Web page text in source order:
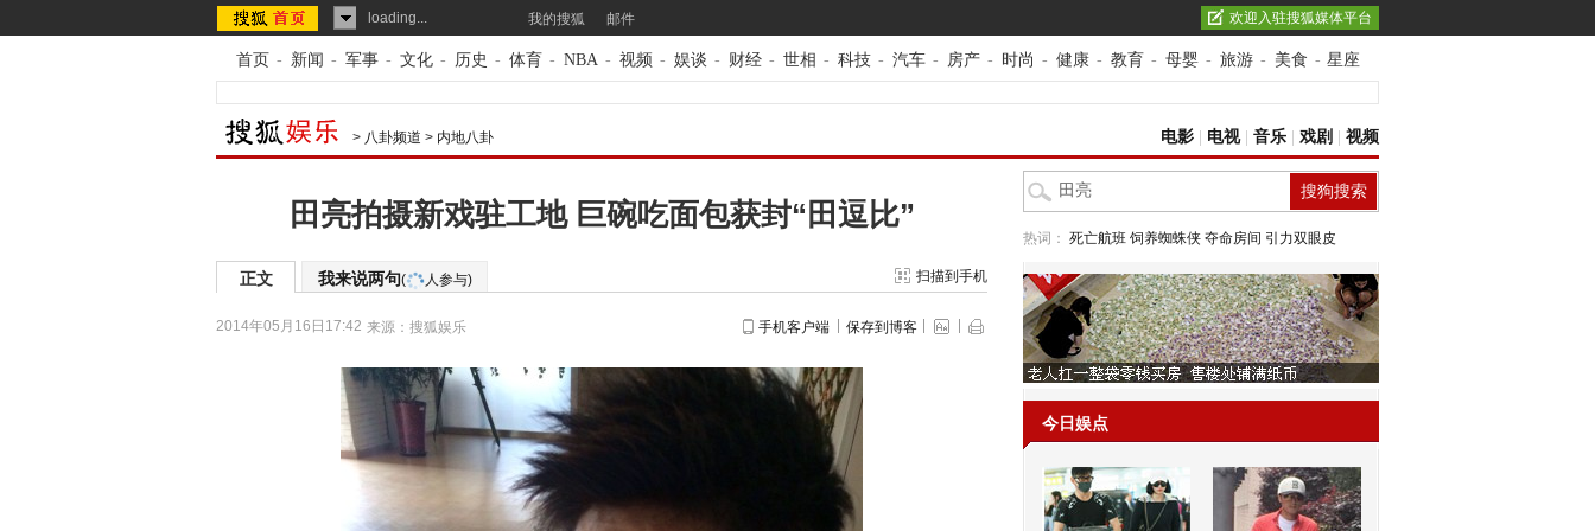
loading... 我的搜狐 邮件 欢迎入驻搜狐媒体平台
首页 - 新闻 - 军事 - 文化 - 历史 - 体育 - NBA - 视频 - 娱谈 - 财经 - 世相 - 科技 - 汽车 - 房产 - 时尚 - 健康 - 教育 - 母婴 - 旅游 - 美食 - 星座
> 八卦频道 > 内地八卦 电影 电视| 音乐 戏剧 视频
田亮拍摄新戏驻工地 巨碗吃面包获封“田逗比”
正文 我来说两句( 人参与) 扫描到手机
2014年05月16日17:42 来源： 搜狐娱乐 手机客户端 保存到博客
热词： 死亡航班 饲养蜘蛛侠 夺命房间 引力双眼皮
今日娱点